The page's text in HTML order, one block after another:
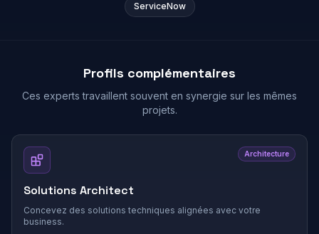
ServiceNow
Profils complémentaires
Ces experts travaillent souvent en synergie sur les mêmes
projets.
Architecture
Solutions Architect
Concevez des solutions techniques alignées avec votre
business.